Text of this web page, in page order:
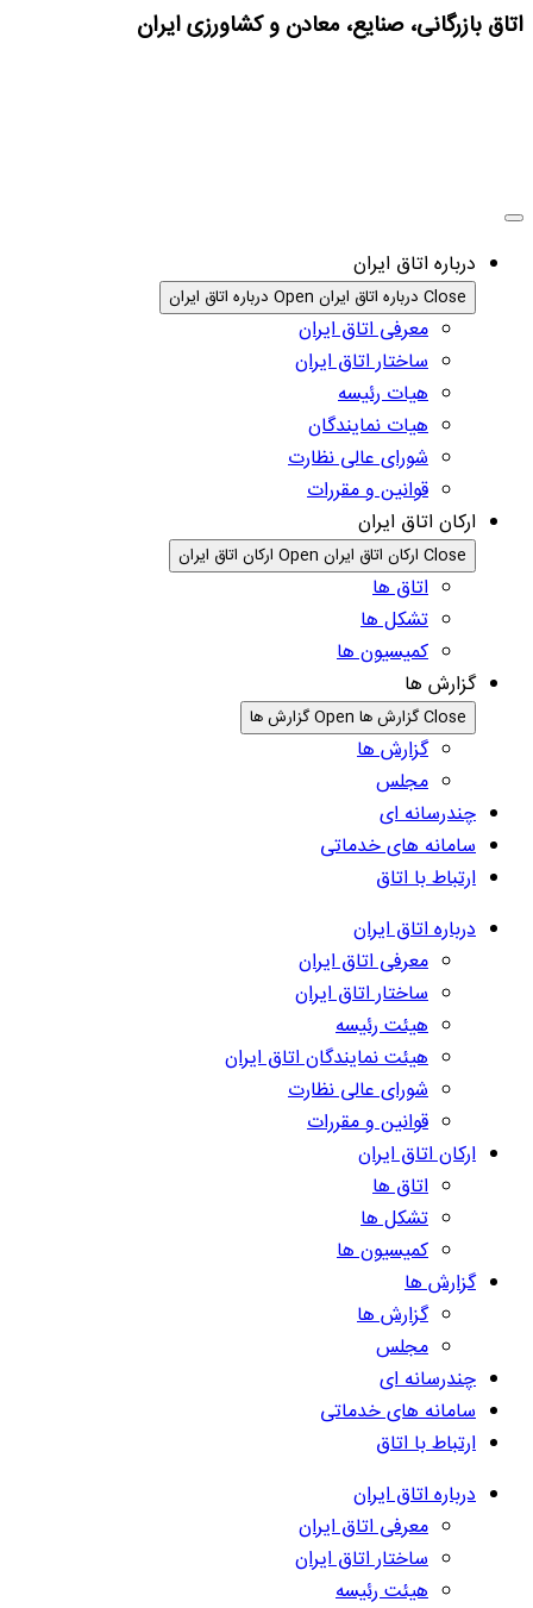
اتاق بازرگانی، صنایع، معادن و کشاورزی ایران
درباره اتاق ایران
Close درباره اتاق ایران Open درباره اتاق ایران
معرفی اتاق ایران
ساختار اتاق ایران
هیات رئیسه
هیات نمایندگان
شورای عالی نظارت
قوانین و مقررات
ارکان اتاق ایران
Close ارکان اتاق ایران Open ارکان اتاق ایران
اتاق ها
تشکل ها
کمیسیون ها
گزارش ها
Close گزارش ها Open گزارش ها
گزارش ها
مجلس
چندرسانه ای
سامانه های خدماتی
ارتباط با اتاق
درباره اتاق ایران
معرفی اتاق ایران
ساختار اتاق ایران
هیئت رئیسه
هیئت نمایندگان اتاق ایران
شورای عالی نظارت
قوانین و مقررات
ارکان اتاق ایران
اتاق ها
تشکل ها
کمیسیون ها
گزارش ها
گزارش ها
مجلس
چندرسانه ای
سامانه های خدماتی
ارتباط با اتاق
درباره اتاق ایران
معرفی اتاق ایران
ساختار اتاق ایران
هیئت رئیسه